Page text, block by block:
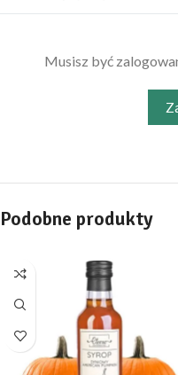
Musisz być
Podobne produkty